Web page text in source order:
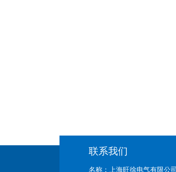
联系我们
名称：上海旺徐电气有限公司